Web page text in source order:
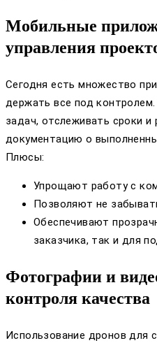
Мобильные
управления
Сегодня есть множество
держать все под
задач, отслеживать сроки и
документацию о
Плюсы:
Упрощают работу с
Позволяют не
Обеспечивают
заказчика, так и для
Фотографии и
контроля качества
Использование дронов для